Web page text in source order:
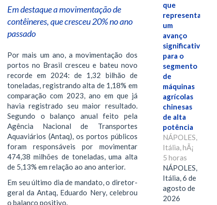
Em destaque a movimentação de
contêineres, que cresceu 20% no ano
passado
Por mais um ano, a movimentação dos
portos no Brasil cresceu e bateu novo
recorde em 2024: de 1,32 bilhão de
toneladas, registrando alta de 1,18% em
comparação com 2023, ano em que já
havia registrado seu maior resultado.
Segundo o balanço anual feito pela
Agência Nacional de Transportes
Aquaviários (Antaq), os portos públicos
foram responsáveis por movimentar
474,38 milhões de toneladas, uma alta
de 5,13% em relação ao ano anterior.
Em seu último dia de mandato, o diretor-
geral da Antaq, Eduardo Nery, celebrou
o balanço positivo.
que
representa
um
avanço
significativo
para o
segmento
de
máquinas
agrícolas
chinesas
de alta
potência
NÁPOLES,
Itália, hÃ¡
5 horas
NÁPOLES,
Itália, 6 de
agosto de
2026